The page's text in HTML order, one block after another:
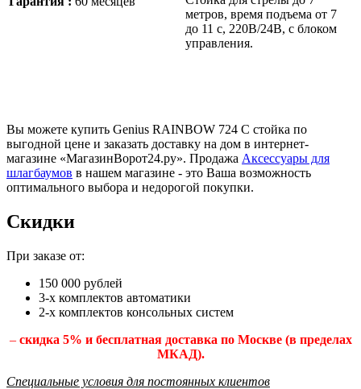
метров, время подъема от 7
до 11 c, 220В/24В, с блоком
управления.
Вы можете купить Genius RAINBOW 724 C стойка по
выгодной цене и заказать доставку на дом в интернет-
магазине «МагазинВорот24.ру». Продажа Аксессуары для
шлагбаумов в нашем магазине - это Ваша возможность
оптимального выбора и недорогой покупки.
Скидки
При заказе от:
150 000 рублей
3-х комплектов автоматики
2-х комплектов консольных систем
– скидка 5% и бесплатная доставка по Москве (в пределах
МКАД).
Специальные условия для постоянных клиентов